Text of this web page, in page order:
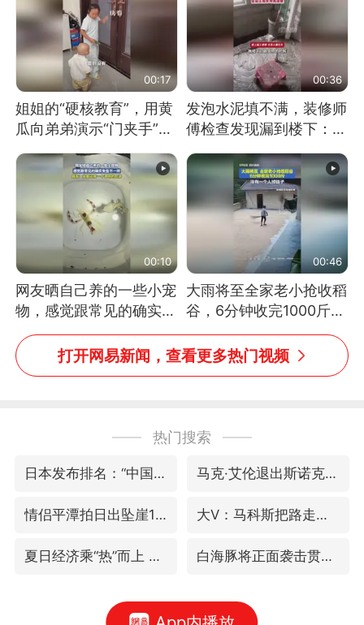
00:17
姐姐的“硬核教育”，用黄
瓜向弟弟演示“门夹手”，
网友：果然言传不如身
教！
00:36
发泡水泥填不满，装修师
傅检查发现漏到楼下：出
风口未延伸到外墙
00:10
网友晒自己养的一些小宠
物，感觉跟常见的确实有
些不一样
00:46
大雨将至全家老小抢收稻
谷，6分钟收完1000斤，
没有一个人掉链子
打开网易新闻，查看更多热门视频
热门搜索
日本发布排名：“中国第一，美日德韩英法居后” 马克·艾伦退出斯诺克中国公开赛
情侣平潭拍日出坠崖1死1伤 大V：马科斯把路走绝了
夏日经济乘“热”而上 消费市场向“新”而行 白海豚将正面袭击贯穿浙江